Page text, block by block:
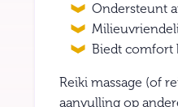
Ondersteunt
Biedt comfort
Reiki massage (of
aanvulling op